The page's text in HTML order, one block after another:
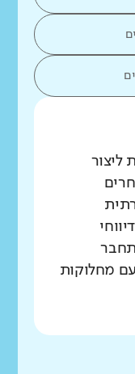
ליצור
מחלוקות